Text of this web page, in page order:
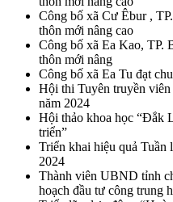
Công bố xã Cư Êbur ,
thôn mới nâng cao
Công bố xã Ea Kao, TP.
thôn mới nâng
Công bố xã Ea Tu đạt
Hội thi Tuyên truyền
năm 2024
Hội thảo khoa học “Đắk
triển”
Triển khai hiệu quả Tuần
2024
Thành viên UBND tỉnh
hoạch đầu tư công trung